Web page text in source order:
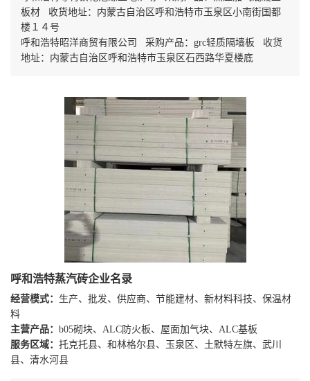
板材 收货地址：内蒙古自治区呼和浩特市玉泉区小南街国都
楼１４号
呼和浩特昭洋商贸有限公司 采购产品：grc轻质隔墙板 收货
地址：内蒙古自治区呼和浩特市玉泉区石西路华夏楼底
呼和浩特蒸汽砖企业名录
经营模式： 生产、批发、供应商、节能建材、新材料科技、保温材
料
主营产品： b05砌块、ALC防火板、屋面加气块、ALC基板
服务区域： 托克托县、和林格尔县、玉泉区、土默特左旗、武川
县、清水河县